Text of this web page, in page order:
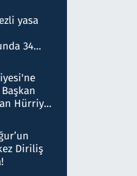
kararı
yasa
34
para
edildi
Hürriyet
Diriliş